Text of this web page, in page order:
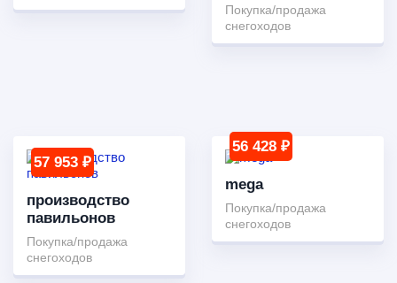
Покупка/продажа
снегоходов
57 953 ₽
производство
павильонов
Покупка/продажа
снегоходов
56 428 ₽
mega
Покупка/продажа
снегоходов